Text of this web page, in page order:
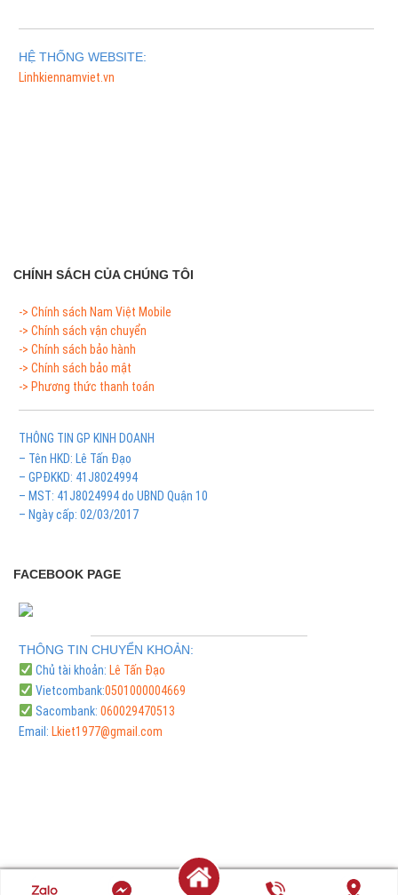
HỆ THỐNG WEBSITE:
Linhkiennamviet.vn
CHÍNH SÁCH CỦA CHÚNG TÔI
-> Chính sách Nam Việt Mobile
-> Chính sách vận chuyển
-> Chính sách bảo hành
-> Chính sách bảo mật
-> Phương thức thanh toán
THÔNG TIN GP KINH DOANH
– Tên HKD: Lê Tấn Đạo
– GPĐKKD: 41J8024994
– MST: 41J8024994 do UBND Quận 10
– Ngày cấp: 02/03/2017
FACEBOOK PAGE
THÔNG TIN CHUYỂN KHOẢN:
Chủ tài khoản: Lê Tấn Đạo
Vietcombank:0501000004669
Sacombank: 060029470513
Email: Lkiet1977@gmail.com
© Copyright 2024 LinhKienNamViet .All Rights Reserved